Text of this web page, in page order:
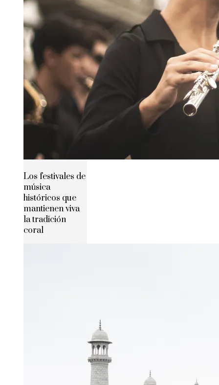
Los festivales de
música
históricos que
mantienen viva
la tradición
coral